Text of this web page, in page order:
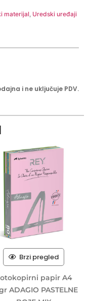
materijal Uredski uređaji
i ne uključuje PDV.
Brzi pregled
papir A4
ADAGIO PASTELNE